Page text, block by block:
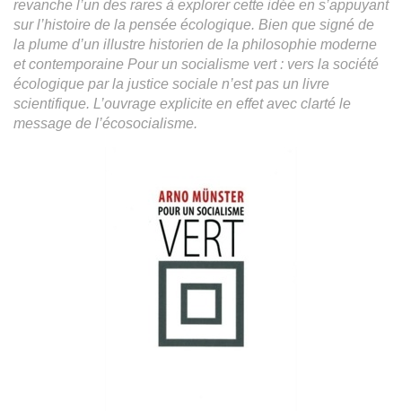
revanche l’un des rares à explorer cette idée en s’appuyant
sur l’histoire de la pensée écologique. Bien que signé de
la plume d’un illustre historien de la philosophie moderne
et contemporaine Pour un socialisme vert : vers la société
écologique par la justice sociale n’est pas un livre
scientifique. L’ouvrage explicite en effet avec clarté le
message de l’écosocialisme.